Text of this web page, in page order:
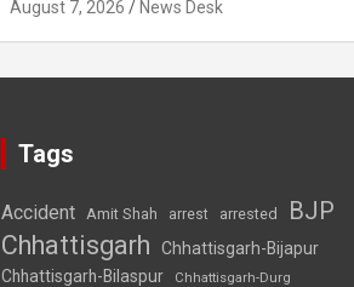
August 7, 2026 News Desk
Tags
Accident Amit Shah arrest arrested BJP
Chhattisgarh
Chhattisgarh-Bijapur
Chhattisgarh-Bilaspur
Chhattisgarh-Durg